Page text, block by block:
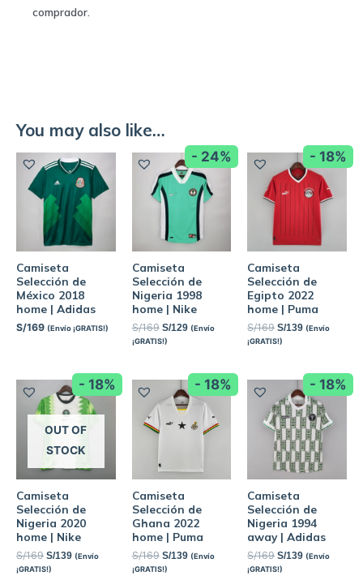
comprador.
You may also like…
Camiseta
Selección de
México 2018
home | Adidas
S/169 (Envío ¡GRATIS!)
- 24%
Camiseta
Selección de
Nigeria 1998
home | Nike
S/169 S/129 (Envío
¡GRATIS!)
- 18%
Camiseta
Selección de
Egipto 2022
home | Puma
S/169 S/139 (Envío
¡GRATIS!)
- 18%
OUT OF
STOCK
Camiseta
Selección de
Nigeria 2020
home | Nike
S/169 S/139 (Envío
¡GRATIS!)
- 18%
Camiseta
Selección de
Ghana 2022
home | Puma
S/169 S/139 (Envío
¡GRATIS!)
- 18%
Camiseta
Selección de
Nigeria 1994
away | Adidas
S/169 S/139 (Envío
¡GRATIS!)